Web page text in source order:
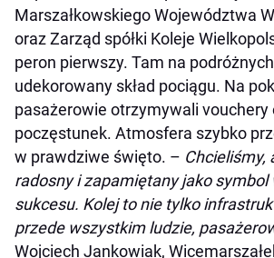
Marszałkowskiego Województwa
oraz Zarząd spółki Koleje
peron pierwszy. Tam na
udekorowany skład pociągu. Na
pasażerowie otrzymywali vouchery
poczęstunek. Atmosfera szybko
w prawdziwe święto. – Chcieliśmy,
radosny i zapamiętany jako symbol
sukcesu. Kolej to nie tylko
przede wszystkim ludzie,
Wojciech Jankowiak,